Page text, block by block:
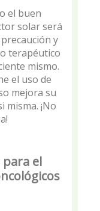
el buen
solar será
y
terapéutico
mismo.
el uso de
mejora su
misma. ¡No
para el